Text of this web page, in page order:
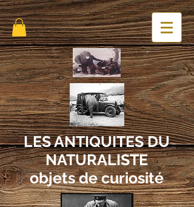
LES ANTIQUITES DU
NATURALISTE
objets de curiosité